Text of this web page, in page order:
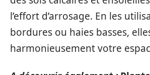
l’effort d’arrosage. En les
bordures ou haies basses,
harmonieusement votre